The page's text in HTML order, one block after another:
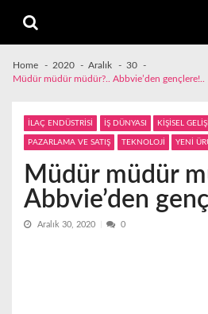
navigation
content
Home 2020 Aralık
30
Müdür müdür müdür?.. Abbvie’den gençlere!..
İLAÇ ENDÜSTRİSİ İŞ DÜNYASI KİŞİSEL
PAZARLAMA VE SATIŞ TEKNOLOJİ YENİ
Müdür müdür
Abbvie’den
Aralık 30, 2020 0